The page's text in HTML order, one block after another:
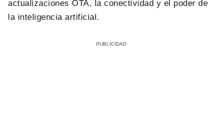
actualizaciones OTA, la conectividad y el poder de
la inteligencia artificial.